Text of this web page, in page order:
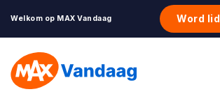
Welkom op MAX Vandaag Word lid